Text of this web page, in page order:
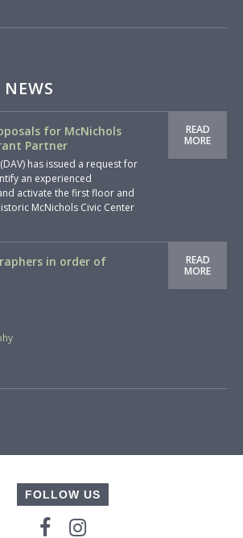
for McNichols
Partner
has issued a request for
an experienced
activate the first floor and
McNichols Civic Center
READ
MORE
in order of
READ
MORE
FOLLOW US